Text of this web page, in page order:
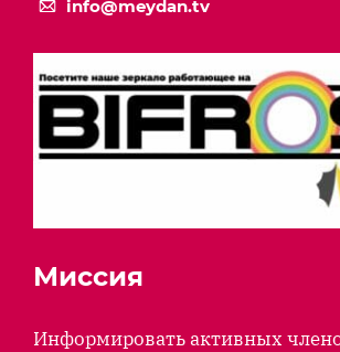
info@meydan.tv
Миссия
Информировать активных